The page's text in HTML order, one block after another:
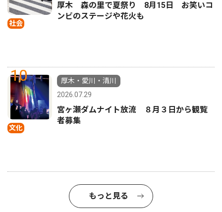
社会
厚木 森の里で夏祭り 8月15日 お笑いコ
ンビのステージや花火も
10
文化
厚木・愛川・清川
2026.07.29
宮ヶ瀬ダムナイト放流 ８月３日から観覧
者募集
もっと見る